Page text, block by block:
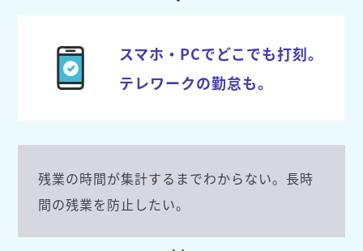
スマホ・PCでどこでも打刻。
テレワークの勤怠も。
残業の時間が集計するまでわからない。長時
間の残業を防止したい。